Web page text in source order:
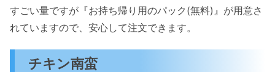
すごい量ですが『お持ち帰り用のパック(無料)』が用意さ
れていますので、安心して注文できます。
チキン南蛮